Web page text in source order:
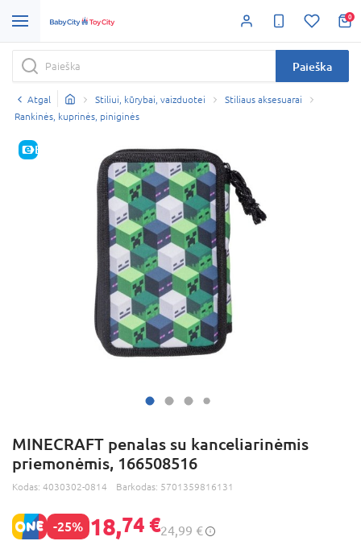
0
Paieška
Atgal Stiliui, kūrybai, vaizduotei
Stiliaus aksesuarai
Rankinės, kuprinės, piniginės
E-KAINA
MINECRAFT penalas su kanceliarinėmis
priemonėmis, 166508516
Kodas: 4030302-0814 Barkodas: 5701359816131
-25% 18,74 €24,99 €